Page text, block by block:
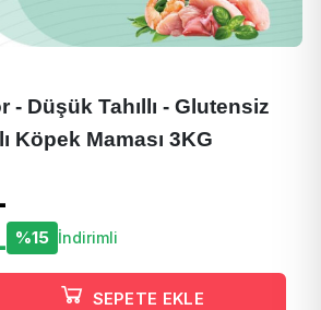
- Düşük Tahıllı - Glutensiz
Köpek Maması 3KG
%15 İndirimli
SEPETE EKLE